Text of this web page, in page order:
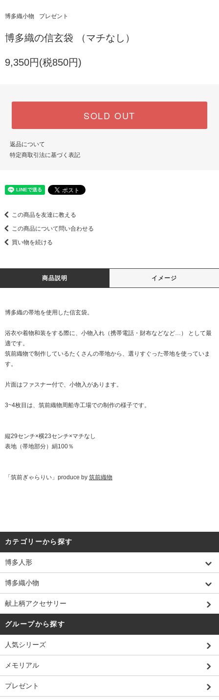
博多織小物 プレゼント
博多織の信玄袋 （マチなし）
9,350円(税850円)
SOLD OUT
返品について
特定商取引法に基づく表記
この商品を友達に教える
この商品について問い合わせる
買い物を続ける
商品説明 イメージ
博多織の帯地を使用した信玄袋。
浴衣や着物和装をする際に、小物入れ（携帯電話・財布などなど…） として最
適です。
筑前織物で制作しているたくさんの帯地から、選りすぐった帯地を使っていま
す。
片面はファスナー付で、小物入があります。
3~4枚目は、筑前織物周船寺工場での制作の様子です。
縦29センチ×横23センチ×マチなし
表地（帯地部分）絹100％
「筑前ぎゃらりい」produce by 筑前織物
カテゴリーから探す
博多人形
博多織小物
献上柄アクセサリー
グループから探す
人気シリーズ
メモリアル
プレゼント